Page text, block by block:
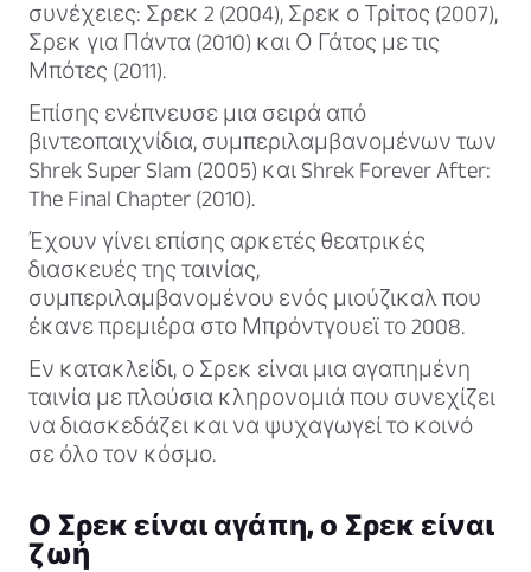
συνέχειες: Σρεκ 2 (2004), Σρεκ ο Τρίτος (2007),
Σρεκ για Πάντα (2010) και Ο Γάτος με τις
Μπότες (2011).
Επίσης ενέπνευσε μια σειρά από
βιντεοπαιχνίδια, συμπεριλαμβανομένων των
Shrek Super Slam (2005) και Shrek Forever After:
The Final Chapter (2010).
Έχουν γίνει επίσης αρκετές θεατρικές
διασκευές της ταινίας,
συμπεριλαμβανομένου ενός μιούζικαλ που
έκανε πρεμιέρα στο Μπρόντγουεϊ το 2008.
Εν κατακλείδι, ο Σρεκ είναι μια αγαπημένη
ταινία με πλούσια κληρονομιά που συνεχίζει
να διασκεδάζει και να ψυχαγωγεί το κοινό
σε όλο τον κόσμο.
Ο Σρεκ είναι αγάπη, ο Σρεκ είναι
ζωή